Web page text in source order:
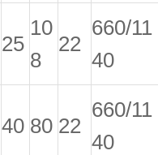
25
10
8
22
660/11
40
40 80 22
660/11
40